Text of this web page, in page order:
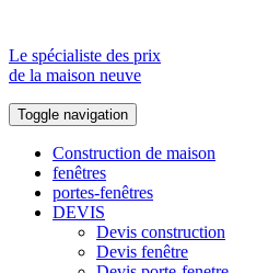
Le spécialiste des prix
de la maison neuve
Toggle navigation
Construction de maison
fenêtres
portes-fenêtres
DEVIS
Devis construction
Devis fenêtre